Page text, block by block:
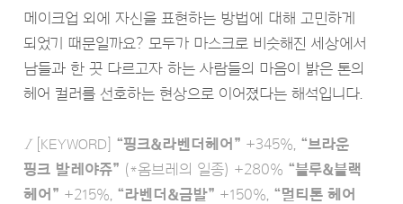
메이크업 외에 자신을 표현하는 방법에 대해 고민하게
되었기 때문일까요? 모두가 마스크로 비슷해진 세상에서
남들과 한 끗 다르고자 하는 사람들의 마음이 밝은 톤의
헤어 컬러를 선호하는 현상으로 이어졌다는 해석입니다.
Ι[KEYWORD] “핑크&라벤더헤어” +345%, “브라운
핑크 발레야쥬” (*옴브레의 일종) +280% “블루&블랙
헤어” +215%, “라벤더&금발” +150%, “멀티톤 헤어